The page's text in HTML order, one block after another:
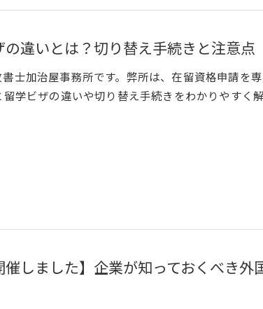
の違いとは？切り替え手続きと注意点
士加治屋事務所です。弊所は、在留資格申請を
学ビザの違いや切り替え手続きをわかりやすく
催しました】企業が知っておくべき外